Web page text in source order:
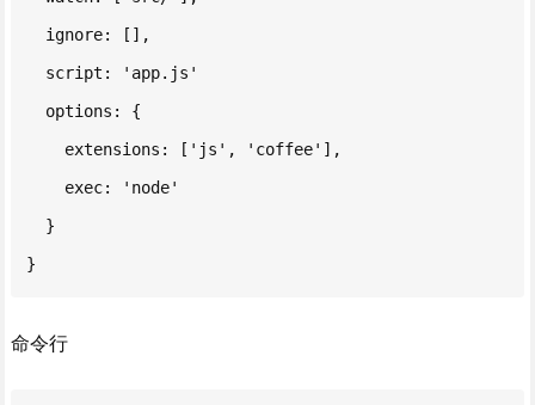
ignore: [],
script: 'app.js'
options: {
extensions: ['js', 'coffee'],
exec: 'node'
}
}
命令行